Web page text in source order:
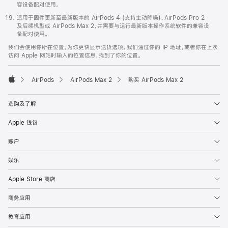
容设备配对使用。
适用于固件更新至最新版本的 AirPods 4 (支持主动降噪)、AirPods Pro 2
及后续机型或 AirPods Max 2，并需要与运行最新版本操作系统软件的兼容设
备配对使用。
我们会使用你所在位置，为你更快显示送货选项。我们通过你的 IP 地址，或者你在上次
访问 Apple 网站时输入的位置信息，找到了你的位置。
AirPods AirPods Max 2 购买 AirPods Max 2
选购及了解
Apple 钱包
账户
娱乐
Apple Store 商店
商务应用
教育应用